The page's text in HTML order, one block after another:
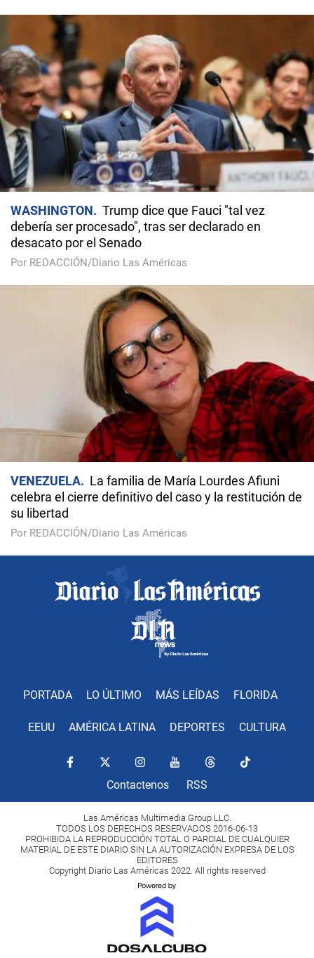
WASHINGTON
Trump dice que Fauci "tal vez
debería ser procesado", tras ser declarado en
desacato por el Senado
Por REDACCIÓN/Diario Las Américas
VENEZUELA
La familia de María Lourdes Afiuni
celebra el cierre definitivo del caso y la restitución de
su libertad
Por REDACCIÓN/Diario Las Américas
PORTADA LO ÚLTIMO MÁS LEÍDAS FLORIDA
EEUU AMÉRICA LATINA DEPORTES CULTURA
Contactenos RSS
Las Américas Multimedia Group LLC.
TODOS LOS DERECHOS RESERVADOS 2016-06-13
PROHIBIDA LA REPRODUCCIÓN TOTAL O PARCIAL DE CUALQUIER
MATERIAL DE ESTE DIARIO SIN LA AUTORIZACIÓN EXPRESA DE LOS
EDITORES
Copyright Diario Las Américas 2022. All rights reserved